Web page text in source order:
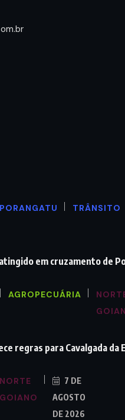
PORANGATU TRÂNSITO
em cruzamento de
AGROPECUÁRIA
regras para Cavalgada
NORTE
GOIANO
7 DE
AGOSTO
DE 2026